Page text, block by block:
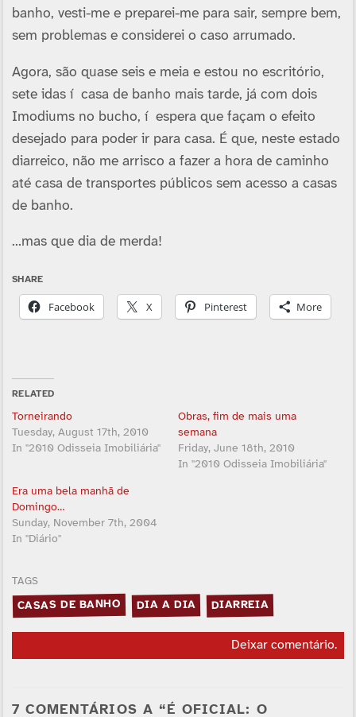
banho, vesti-me e preparei-me para sair, sempre bem,
sem problemas e considerei o caso arrumado.
Agora, são quase seis e meia e estou no escritório,
sete idas í casa de banho mais tarde, já com dois
Imodiums no bucho, í espera que façam o efeito
desejado para poder ir para casa. É que, neste estado
diarreico, não me arrisco a fazer a hora de caminho
até casa de transportes públicos sem acesso a casas
de banho.
…mas que dia de merda!
SHARE
Facebook X Pinterest More
RELATED
Torneirando
Tuesday, August 17th, 2010
In "2010 Odisseia Imobiliária"
Obras, fim de mais uma
semana
Friday, June 18th, 2010
In "2010 Odisseia Imobiliária"
Era uma bela manhã de
Domingo…
Sunday, November 7th, 2004
In "Diário"
TAGS
CASAS DE BANHO DIA A DIA DIARREIA
Deixar comentário.
7 COMENTÁRIOS A “É OFICIAL: O